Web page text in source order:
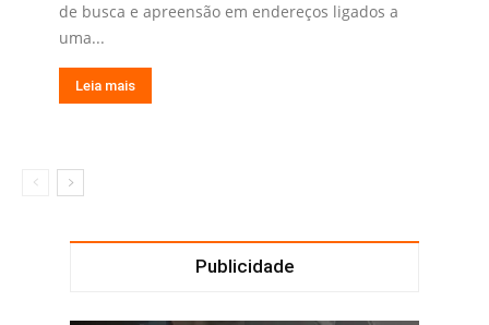
de busca e apreensão em endereços ligados a
uma...
Leia mais
Publicidade